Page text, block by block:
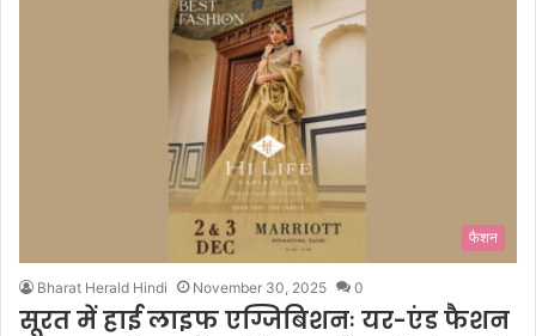
फैशन
Bharat Herald Hindi November 30, 2025 0
सूरत में हाई लाइफ एग्जिबिशनः यर-एंड फैशन